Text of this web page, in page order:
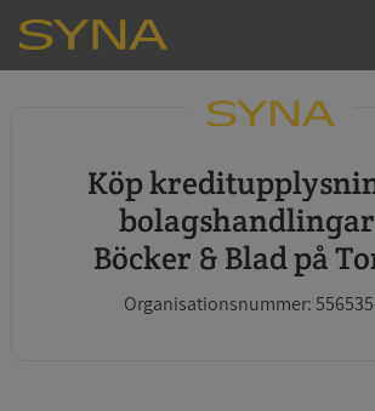
Köp kreditupplysning och
Böcker & Blad på
Organisationsnummer: